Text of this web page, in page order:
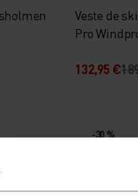
Veste de
Pro
132,95 €
-30 %